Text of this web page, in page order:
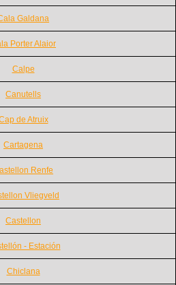
Galdana
Porter Alaior
Calpe
Canutells
de Atruix
Cartagena
Renfe
Vliegveld
Castellon
- Estación
Chiclana